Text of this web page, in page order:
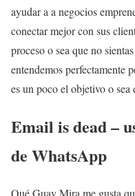
ayudar a a negocios
conectar mejor con sus
proceso o sea que no
entendemos perfectamente
es un poco el objetivo o sea
Email is dead –
de WhatsApp
Qué Guay Mira me gusta